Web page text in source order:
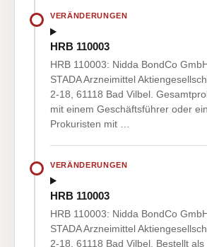
VERÄNDERUNGEN
HRB 110003
HRB 110003: Nidda BondCo
STADA Arzneimittel
2-18, 61118 Bad Vilbel.
mit einem Geschäftsführer oder
Prokuristen mit …
VERÄNDERUNGEN
HRB 110003
HRB 110003: Nidda BondCo
STADA Arzneimittel
2-18, 61118 Bad Vilbel. Bestellt